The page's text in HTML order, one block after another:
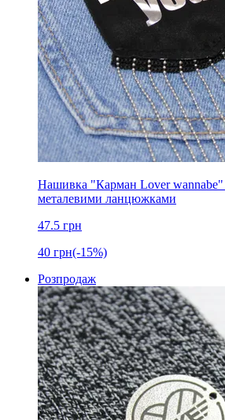
Нашивка "Карман Lover
металевими ланцюжками
47.5 грн
40 грн(-15%)
Розпродаж